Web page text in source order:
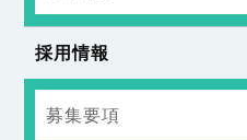
採用情報
募集要項